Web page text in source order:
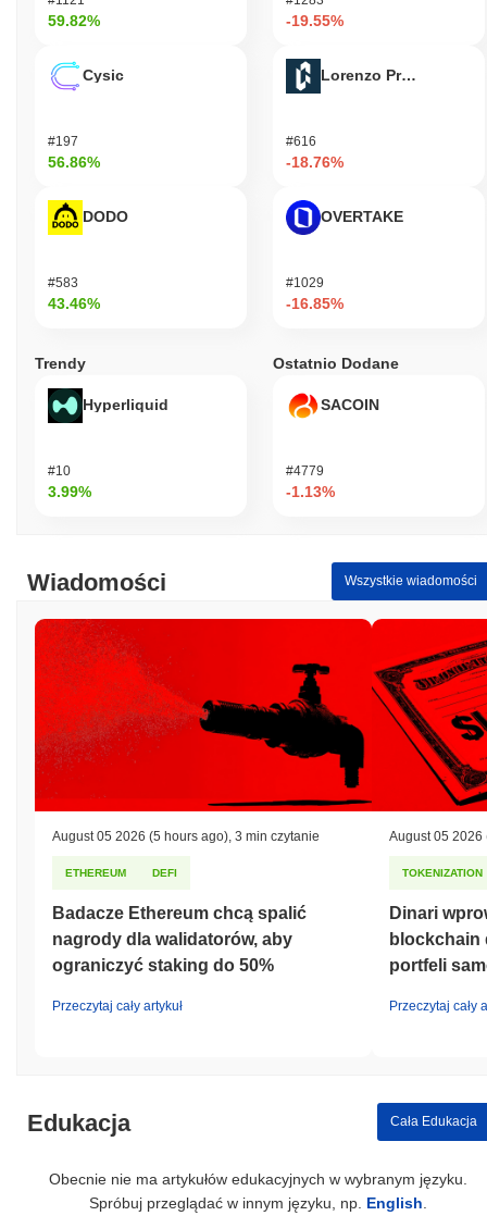
59.82%
Cysic
#197
56.86%
DODO
#583
43.46%
-19.55%
Lorenzo Protocol
#616
-18.76%
OVERTAKE
#1029
-16.85%
Trendy
Hyperliquid
#10
3.99%
Ostatnio Dodane
SACOIN
#4779
-1.13%
Wiadomości Wszystkie wiadomości
August 05 2026 (5 hours ago) 3 min czytanie
ETHEREUM DEFI
Badacze Ethereum chcą spalić
nagrody dla walidatorów, aby
ograniczyć staking do 50%
Przeczytaj cały artykuł
August 05 2026
TOKENIZATION
Dinari
blockchain
portfeli
Przeczytaj cały
Edukacja Cała Edukacja
Obecnie nie ma artykułów edukacyjnych w wybranym języku.
Spróbuj przeglądać w innym języku, np. English